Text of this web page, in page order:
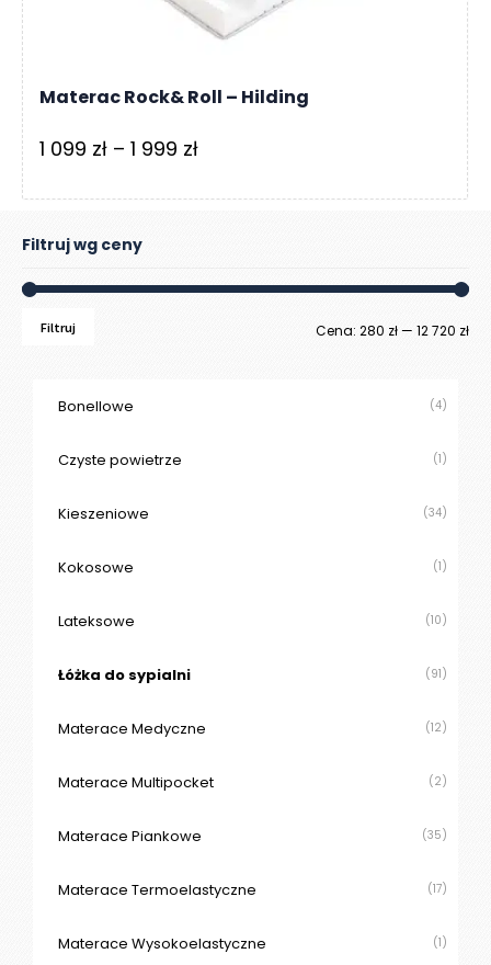
Materac Rock& Roll – Hilding
1 099 zł – 1 999 złZakres
Filtruj wg ceny
Filtruj Cena: 280 zł— 12 720 zł
Bonellowe (4)
Czyste powietrze (1)
Kieszeniowe (34)
Kokosowe (1)
Lateksowe (10)
Łóżka do sypialni (91)
Materace Medyczne (12)
Materace Multipocket (2)
Materace Piankowe (35)
Materace Termoelastyczne (17)
Materace Wysokoelastyczne (1)